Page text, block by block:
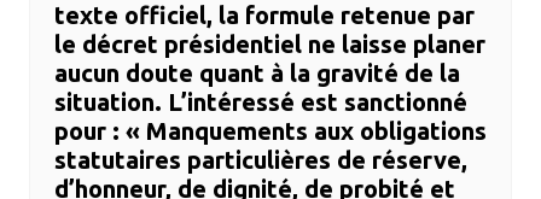
texte officiel, la formule retenue par
le décret présidentiel ne laisse planer
aucun doute quant à la gravité de la
situation. L’intéressé est sanctionné
pour : ​« Manquements aux obligations
statutaires particulières de réserve,
d’honneur, de dignité, de probité et